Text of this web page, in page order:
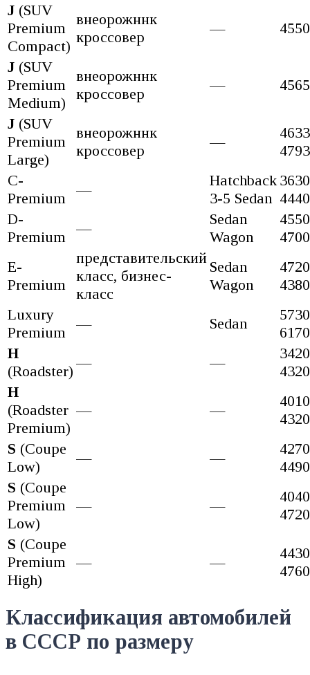
J (SUV
Premium
Compact)
внеорожннк
кроссовер
— 4550
J (SUV
Premium
Medium)
внеорожннк
кроссовер
— 4565
J (SUV
Premium
Large)
внеорожннк
кроссовер
—
4793
C-
Premium
—
Hatchback
3-5 Sedan 4440
D-
Premium
—
Sedan
Wagon
4700
E-
Premium
представительский
класс, бизнес-
класс
Sedan
Wagon
4380
Luxury
Premium
— Sedan
6170
H
(Roadster)
— —
4320
H
(Roadster
Premium)
— —
4320
S (Coupe
Low)
— —
4490
S (Coupe
Premium
Low)
— —
4720
S (Coupe
Premium
High)
— —
4760
Классификация автомобилей
в СССР по размеру